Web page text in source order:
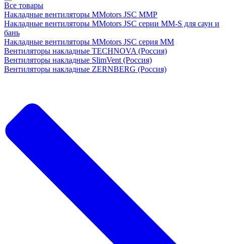
Все товары
Накладные вентиляторы MMotors JSC MMP
Накладные вентиляторы MMotors JSC серии MM-S для саун и
бань
Накладные вентиляторы MMotors JSC серия МM
Вентиляторы накладные TECHNOVA (Россия)
Вентиляторы накладные SlimVent (Россия)
Вентиляторы накладные ZERNBERG (Россия)